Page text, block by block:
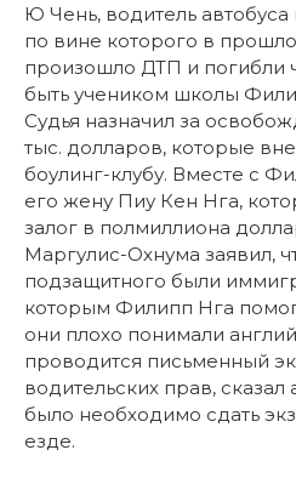
Ю Чень, водитель автобуса
по вине которого в
произошло ДТП и погибли
быть учеником школы
Судья назначил за
тыс. долларов, которые
боулинг-клубу. Вместе с
его жену Пиу Кен Нга,
залог в полмиллиона
Маргулис-Охнума заявил,
подзащитного были
которым Филипп Нга
они плохо понимали
проводится письменный
водительских прав,
было необходимо сдать
езде.